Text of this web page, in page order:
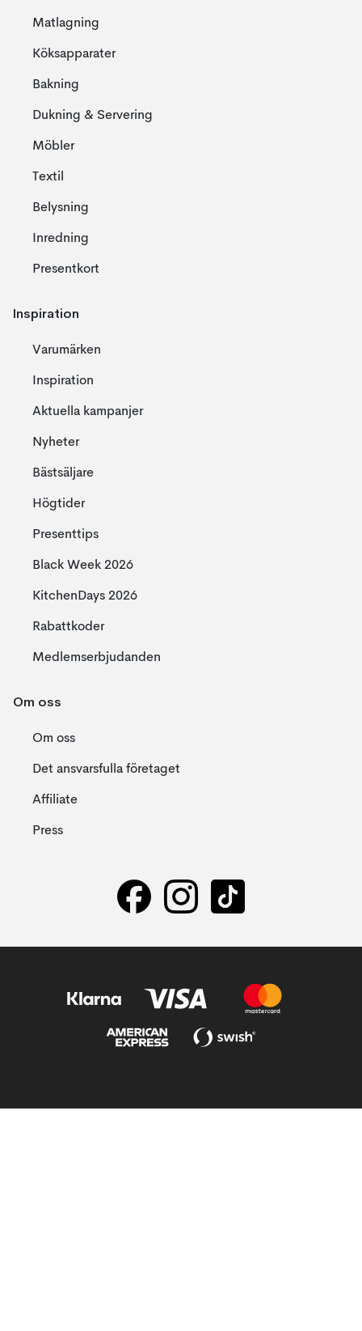
Matlagning
Köksapparater
Bakning
Dukning & Servering
Möbler
Textil
Belysning
Inredning
Presentkort
Inspiration
Varumärken
Inspiration
Aktuella kampanjer
Nyheter
Bästsäljare
Högtider
Presenttips
Black Week 2026
KitchenDays 2026
Rabattkoder
Medlemserbjudanden
Om oss
Om oss
Det ansvarsfulla företaget
Affiliate
Press